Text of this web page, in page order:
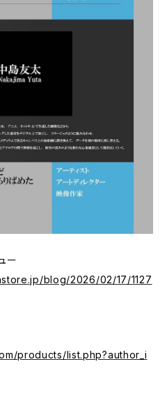
ー
blog/2026/02/17/1127
products/list.php?author_i